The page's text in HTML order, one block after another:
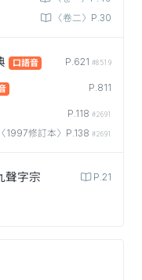
〈卷二〉P.30
口語音 P.621 #8519
P.811
P.118 #2691
〈1997修訂本〉P.138 #2691
聲字宗 P.21